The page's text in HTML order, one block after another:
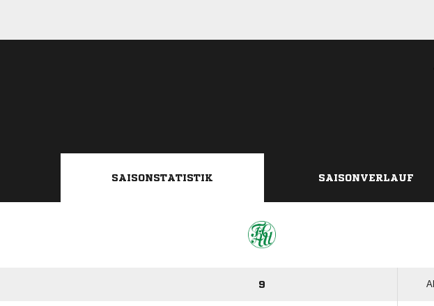
SAISONSTATISTIK SAISONVERLAUF
9